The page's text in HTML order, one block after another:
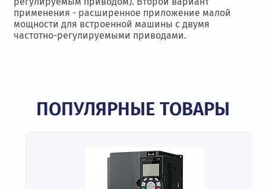
применения - расширенное приложение малой
мощности для встроенной машины с двумя
частотно-регулируемыми приводами.
ПОПУЛЯРНЫЕ ТОВАРЫ